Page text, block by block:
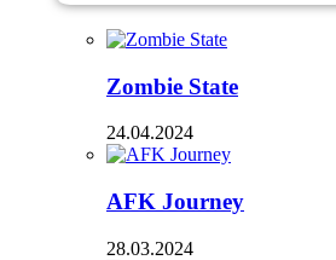
Zombie State
24.04.2024
AFK Journey
28.03.2024